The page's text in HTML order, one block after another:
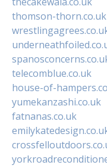
thomson-thorn.co.uk
telecomblue.co.uk
house-of-
yumekanzashi.co.uk
fatnanas.co.uk